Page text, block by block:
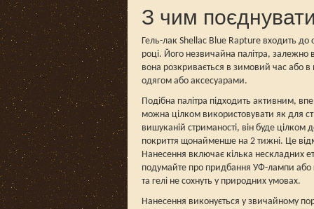
З чим
Гель-лак Shellac Blue Rapture входить до
році. Його незвичайна палітра,
вона розкривається в зимовий час або
одягом або аксесуарами.
Подібна палітра підходить активним,
можна цілком використовувати як для
вишуканій стриманості, він буде цілком
покриття щонайменше на 2 тижні. Це
Нанесення включає кілька нескладних
подумайте про придбання УФ-лампи або
та гелі не сохнуть у природних умовах.
Нанесення виконується у звичайному